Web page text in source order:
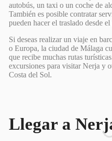
autobús, un taxi o un coche de
También es posible contratar
pueden hacer el traslado desde
Si deseas realizar un viaje en
o Europa, la ciudad de Málaga
que recibe muchas rutas
excursiones para visitar Nerja y
Costa del Sol.
Llegar a